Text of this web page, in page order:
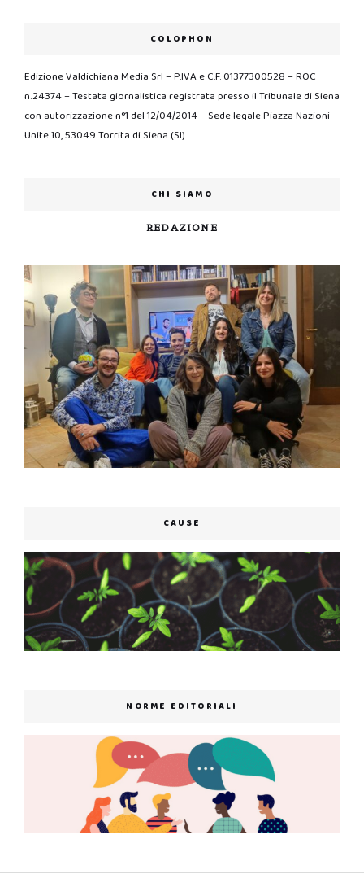
COLOPHON
Edizione Valdichiana Media Srl – P.IVA e C.F. 01377300528 – ROC
n.24374 – Testata giornalistica registrata presso il Tribunale di Siena
con autorizzazione n°1 del 12/04/2014 – Sede legale Piazza Nazioni
Unite 10, 53049 Torrita di Siena (SI)
CHI SIAMO
REDAZIONE
CAUSE
NORME EDITORIALI